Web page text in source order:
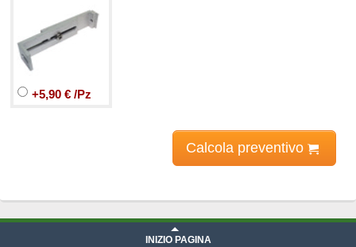
+5,90 € /Pz
Calcola preventivo
INIZIO PAGINA